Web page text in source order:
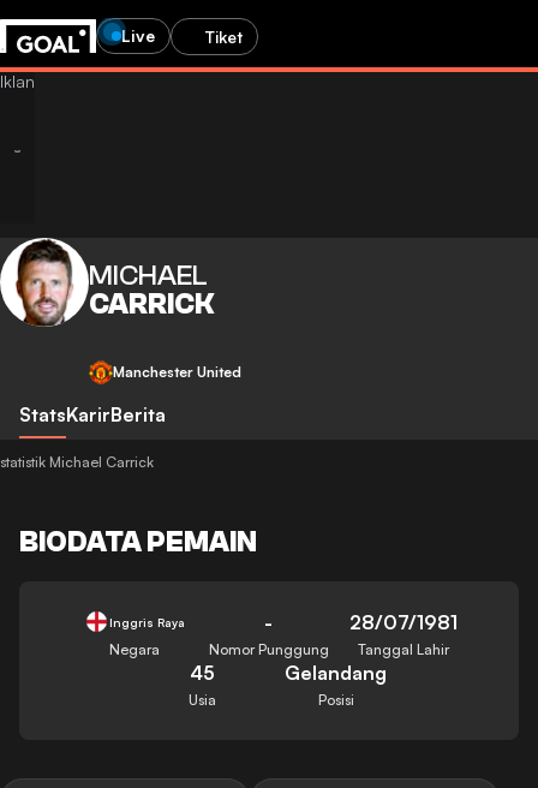
Live Tiket
MICHAEL
CARRICK
Manchester United
StatsKarirBerita
statistik Michael Carrick
BIODATA PEMAIN
Inggris Raya
Negara
-
Nomor Punggung
28/07/1981
Tanggal Lahir
45
Usia
Gelandang
Posisi